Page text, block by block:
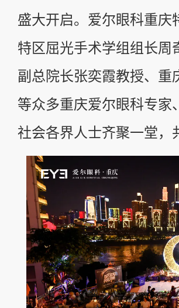
盛大开启。爱尔眼科重庆
特区屈光手术学组组长周
副总院长张奕霞教授、重
等众多重庆爱尔眼科专家
社会各界人士齐聚一堂，